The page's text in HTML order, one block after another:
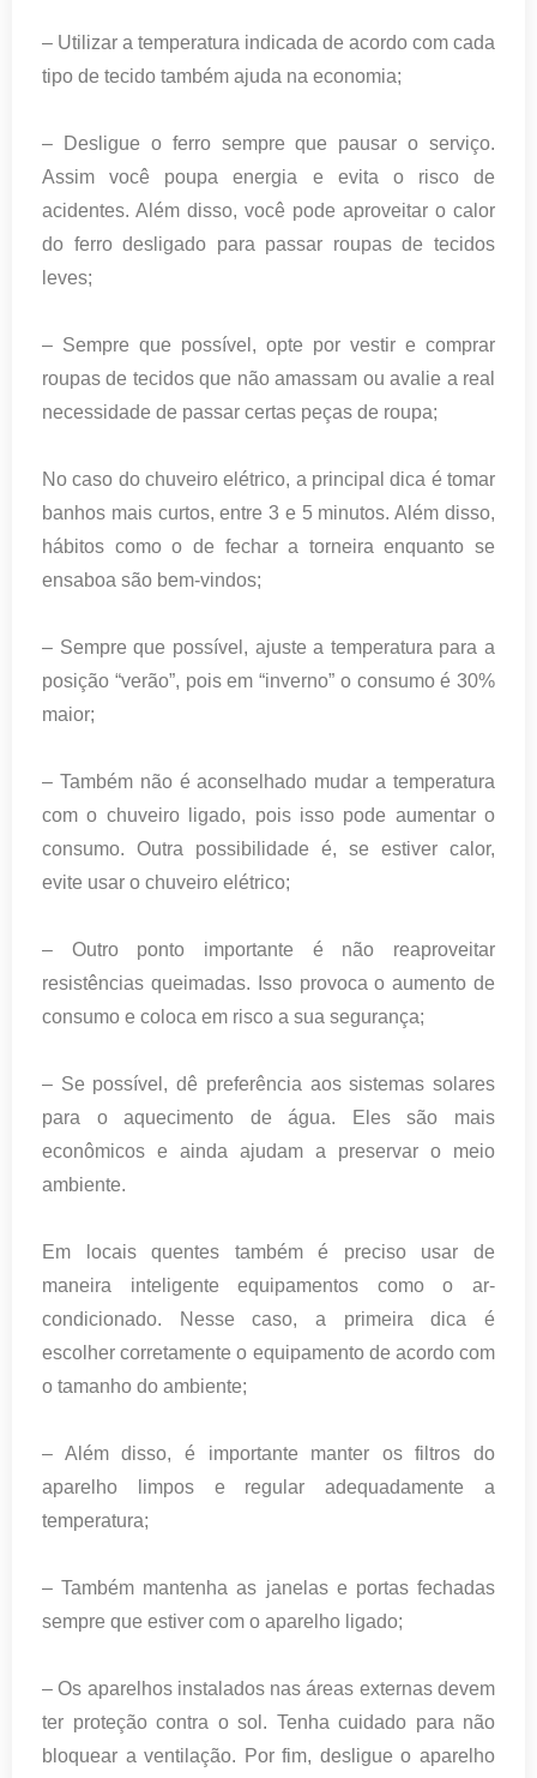
– Utilizar a temperatura indicada de acordo com cada
tipo de tecido também ajuda na economia;
– Desligue o ferro sempre que pausar o serviço.
Assim você poupa energia e evita o risco de
acidentes. Além disso, você pode aproveitar o calor
do ferro desligado para passar roupas de tecidos
leves;
– Sempre que possível, opte por vestir e comprar
roupas de tecidos que não amassam ou avalie a real
necessidade de passar certas peças de roupa;
No caso do chuveiro elétrico, a principal dica é tomar
banhos mais curtos, entre 3 e 5 minutos. Além disso,
hábitos como o de fechar a torneira enquanto se
ensaboa são bem-vindos;
– Sempre que possível, ajuste a temperatura para a
posição “verão”, pois em “inverno” o consumo é 30%
maior;
– Também não é aconselhado mudar a temperatura
com o chuveiro ligado, pois isso pode aumentar o
consumo. Outra possibilidade é, se estiver calor,
evite usar o chuveiro elétrico;
– Outro ponto importante é não reaproveitar
resistências queimadas. Isso provoca o aumento de
consumo e coloca em risco a sua segurança;
– Se possível, dê preferência aos sistemas solares
para o aquecimento de água. Eles são mais
econômicos e ainda ajudam a preservar o meio
ambiente.
Em locais quentes também é preciso usar de
maneira inteligente equipamentos como o ar-
condicionado. Nesse caso, a primeira dica é
escolher corretamente o equipamento de acordo com
o tamanho do ambiente;
– Além disso, é importante manter os filtros do
aparelho limpos e regular adequadamente a
temperatura;
– Também mantenha as janelas e portas fechadas
sempre que estiver com o aparelho ligado;
– Os aparelhos instalados nas áreas externas devem
ter proteção contra o sol. Tenha cuidado para não
bloquear a ventilação. Por fim, desligue o aparelho